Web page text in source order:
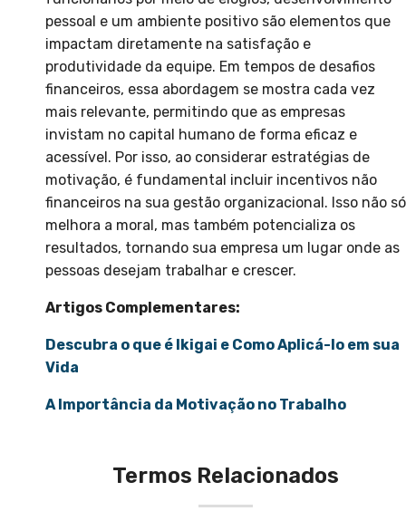
pessoal e um ambiente positivo são elementos que
impactam diretamente na satisfação e
produtividade da equipe. Em tempos de desafios
financeiros, essa abordagem se mostra cada vez
mais relevante, permitindo que as empresas
invistam no capital humano de forma eficaz e
acessível. Por isso, ao considerar estratégias de
motivação, é fundamental incluir incentivos não
financeiros na sua gestão organizacional. Isso não só
melhora a moral, mas também potencializa os
resultados, tornando sua empresa um lugar onde as
pessoas desejam trabalhar e crescer.
Artigos Complementares:
Descubra o que é Ikigai e Como Aplicá-lo em sua
Vida
A Importância da Motivação no Trabalho
Termos Relacionados